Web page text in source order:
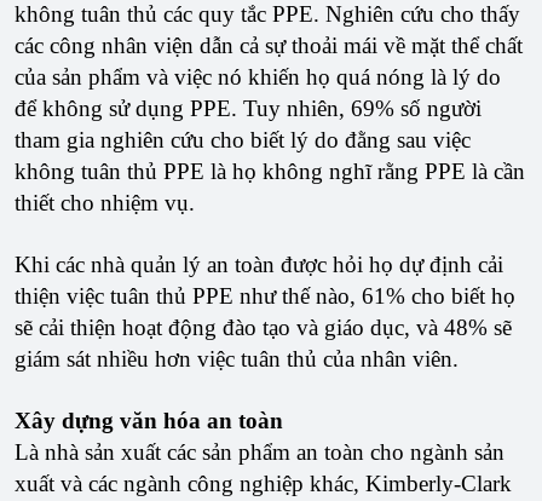
không tuân thủ các quy tắc PPE. Nghiên cứu cho thấy
các công nhân viện dẫn cả sự thoải mái về mặt thể chất
của sản phẩm và việc nó khiến họ quá nóng là lý do
để không sử dụng PPE. Tuy nhiên, 69% số người
tham gia nghiên cứu cho biết lý do đằng sau việc
không tuân thủ PPE là họ không nghĩ rằng PPE là cần
thiết cho nhiệm vụ.
Khi các nhà quản lý an toàn được hỏi họ dự định cải
thiện việc tuân thủ PPE như thế nào, 61% cho biết họ
sẽ cải thiện hoạt động đào tạo và giáo dục, và 48% sẽ
giám sát nhiều hơn việc tuân thủ của nhân viên.
Xây dựng văn hóa an toàn
Là nhà sản xuất các sản phẩm an toàn cho ngành sản
xuất và các ngành công nghiệp khác, Kimberly-Clark